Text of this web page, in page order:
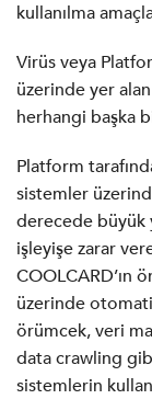
kullanılma
Virüs veya
üzerinde yer
herhangi başka
Platform
sistemler
derecede büyük
işleyişe zarar
COOLCARD’ın
üzerinde
örümcek, veri
data crawling
sistemlerin